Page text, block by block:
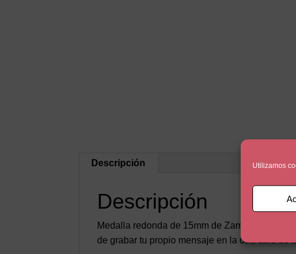
Utilizamos
Descripción
Descripción
Medalla redonda de 15mm de Zamak con un
de grabar tu propio mensaje en la otra cara de